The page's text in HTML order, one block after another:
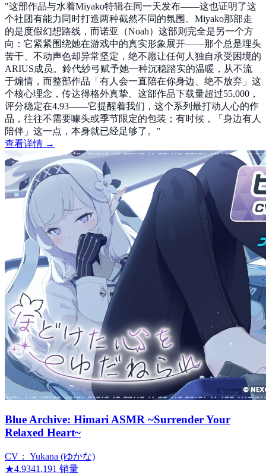
"这部作品与水着Miyako特辑在同一天发布——这也证明了这
个社团有能力同时打造两种截然不同的氛围。Miyako那部走
的是度假幻想路线，而诺亚（Noah）这部则完全是另一个方
向：它紧紧围绕她在游戏中的真实形象展开——那个总是埋头
苦干、不动声色却异常坚定，绝不愿让任何人独自承受困境的
ARIUS成员。鈴代紗弓赋予她一种沉稳踏实的温暖，从不流
于煽情，而整部作品「有人会一直陪在你身边、绝不放弃」这
个核心理念，传达得格外真挚。这部作品下载量超过55,000，
评分稳定在4.93——它提醒着我们，这个系列最打动人心的作
品，往往不需要噱头或季节限定的包装；有时候，「身边有人
陪伴」这一点，本身就已经足够了。 "
查看详情 →
Blue Archive: Himari ASMR ~Surrender Your
Relaxed Heart~
CV： Yukana (ゆかな)
★4.9341,191 销量